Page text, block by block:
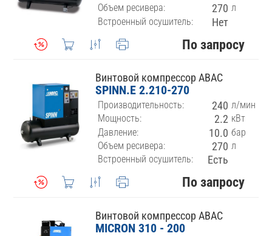
Объем ресивера:
270 л
Встроенный осушитель:
Нет
По запросу
Винтовой компрессор ABAC
SPINN.E 2.210-270
Производительность: 240 л/мин
Мощность:
2.2 кВт
Давление:
10.0 бар
Объем ресивера:
270 л
Встроенный осушитель:
Есть
По запросу
Винтовой компрессор ABAC
MICRON 310 - 200